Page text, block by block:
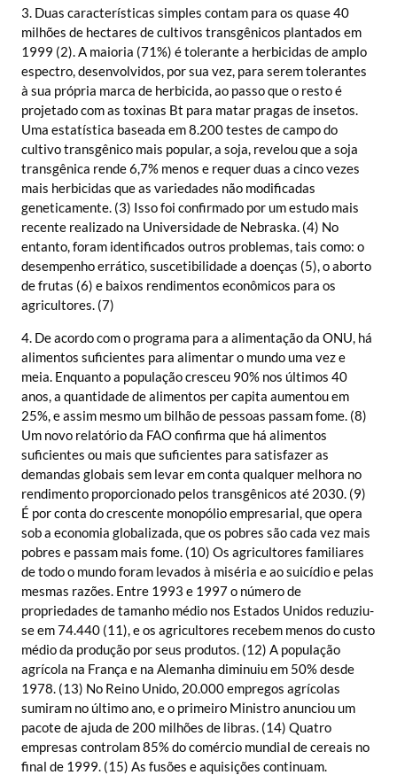
3. Duas características simples contam para os quase 40
milhões de hectares de cultivos transgênicos plantados em
1999 (2). A maioria (71%) é tolerante a herbicidas de amplo
espectro, desenvolvidos, por sua vez, para serem tolerantes
à sua própria marca de herbicida, ao passo que o resto é
projetado com as toxinas Bt para matar pragas de insetos.
Uma estatística baseada em 8.200 testes de campo do
cultivo transgênico mais popular, a soja, revelou que a soja
transgênica rende 6,7% menos e requer duas a cinco vezes
mais herbicidas que as variedades não modificadas
geneticamente. (3) Isso foi confirmado por um estudo mais
recente realizado na Universidade de Nebraska. (4) No
entanto, foram identificados outros problemas, tais como: o
desempenho errático, suscetibilidade a doenças (5), o aborto
de frutas (6) e baixos rendimentos econômicos para os
agricultores. (7)
4. De acordo com o programa para a alimentação da ONU, há
alimentos suficientes para alimentar o mundo uma vez e
meia. Enquanto a população cresceu 90% nos últimos 40
anos, a quantidade de alimentos per capita aumentou em
25%, e assim mesmo um bilhão de pessoas passam fome. (8)
Um novo relatório da FAO confirma que há alimentos
suficientes ou mais que suficientes para satisfazer as
demandas globais sem levar em conta qualquer melhora no
rendimento proporcionado pelos transgênicos até 2030. (9)
É por conta do crescente monopólio empresarial, que opera
sob a economia globalizada, que os pobres são cada vez mais
pobres e passam mais fome. (10) Os agricultores familiares
de todo o mundo foram levados à miséria e ao suicídio e pelas
mesmas razões. Entre 1993 e 1997 o número de
propriedades de tamanho médio nos Estados Unidos reduziu-
se em 74.440 (11), e os agricultores recebem menos do custo
médio da produção por seus produtos. (12) A população
agrícola na França e na Alemanha diminuiu em 50% desde
1978. (13) No Reino Unido, 20.000 empregos agrícolas
sumiram no último ano, e o primeiro Ministro anunciou um
pacote de ajuda de 200 milhões de libras. (14) Quatro
empresas controlam 85% do comércio mundial de cereais no
final de 1999. (15) As fusões e aquisições continuam.